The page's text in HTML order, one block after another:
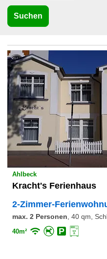
Ahlbeck
Kracht's Ferienhaus
2-Zimmer-
max. 2 Personen, 40 qm,
40m²